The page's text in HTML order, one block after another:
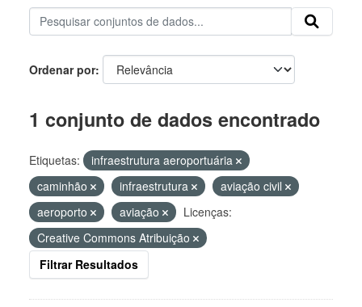
Ordenar por
1 conjunto de dados encontrado
Etiquetas:
infraestrutura aeroportuária
caminhão
infraestrutura
aviação civil
aeroporto
aviação
Licenças:
Creative Commons Atribuição
Filtrar Resultados